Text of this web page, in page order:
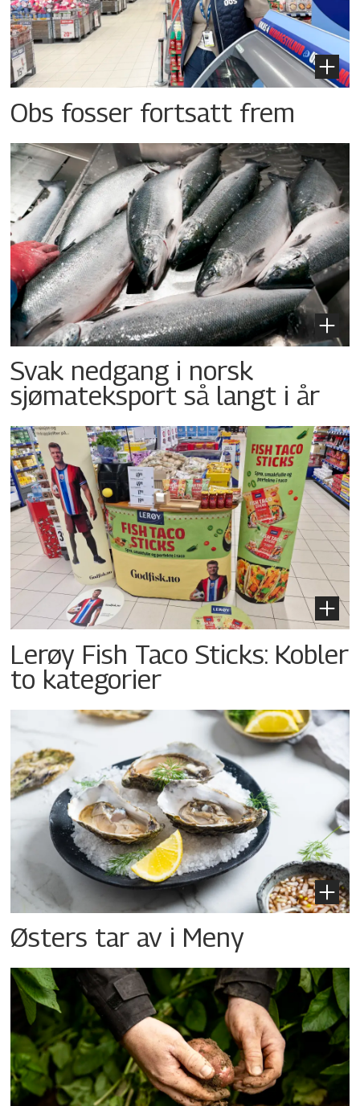
Obs fosser fortsatt frem
Svak nedgang i norsk
sjømateksport så langt i år
Lerøy Fish Taco Sticks: Kobler
to kategorier
Østers tar av i Meny